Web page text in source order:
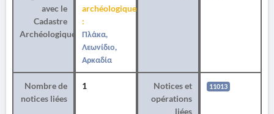
avec le
Cadastre
Archéologique
archéologiques
:
Πλάκα,
Λεωνίδιο,
Αρκαδία
Nombre de
notices liées
1
Notices et
opérations
liées
11013